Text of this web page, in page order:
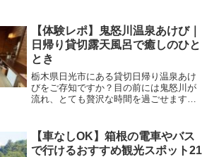
日本大通りいきなりみなとみらいじゃ普
通すぎるので、違いを見...
【体験レポ】鬼怒川温泉あけび｜
日帰り貸切露天風呂で癒しのひと
とき
栃木県日光市にある貸切日帰り温泉あけ
びをご存知ですか？目の前には鬼怒川が
流れ、とても贅沢な時間を過ごせます。
ご紹介しています。あけびの基本情報ア
クセス・東武鬼怒川線小佐...
【車なしOK】箱根の電車やバス
で行けるおすすめ観光スポット21